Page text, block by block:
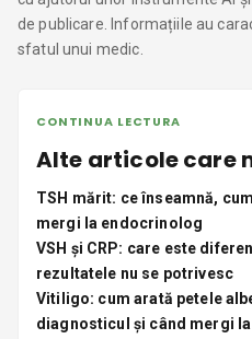
de publicare. Informațiile au
sfatul unui medic.
CONTINUA LECTURA
Alte articole care
TSH mărit: ce înseamnă,
mergi la endocrinolog
VSH și CRP: care este
rezultatele nu se potrivesc
Vitiligo: cum arată petele
diagnosticul și când mergi